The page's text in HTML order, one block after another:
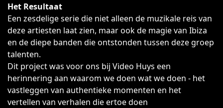
Het Resultaat
Een zesdelige serie die niet alleen de muzikale reis van
deze artiesten laat zien, maar ook de magie van Ibiza
en de diepe banden die ontstonden tussen deze groep
talenten.
Dit project was voor ons bij Video Huys een
herinnering aan waarom we doen wat we doen - het
vastleggen van authentieke momenten en het
vertellen van verhalen die ertoe doen